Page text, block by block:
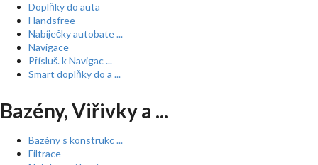
Doplňky do auta
Handsfree
Nabíječky autobate ...
Navigace
Přísluš. k Navigac ...
Smart doplňky do a ...
Bazény, Viřivky a ...
Bazény s konstrukc ...
Filtrace